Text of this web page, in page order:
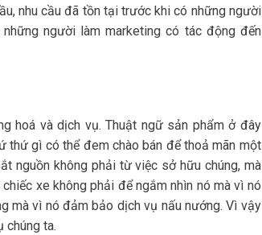
nhu cầu đã tồn tại trước khi có những người
người làm marketing có tác động đến
hoá và dịch vụ. Thuật ngữ sản phẩm ở đây
thứ gì có thể đem chào bán để thoả mãn một
nguồn không phải từ việc sở hữu chúng, mà
xe không phải để ngắm nhìn nó mà vì nó
mà vì nó đảm bảo dịch vụ nấu nướng. Vì vậy
chúng ta.